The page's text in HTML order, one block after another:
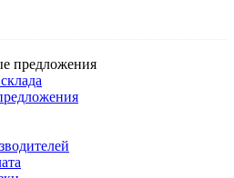
предложения